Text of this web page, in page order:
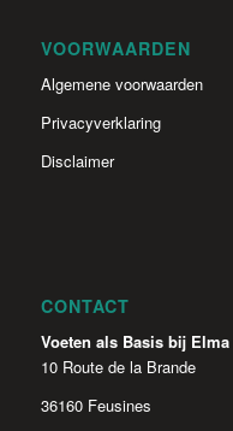
VOORWAARDEN
Algemene voorwaarden
Privacyverklaring
Disclaimer
CONTACT
Voeten als Basis bij Elma
10 Route de la Brande
36160 Feusines